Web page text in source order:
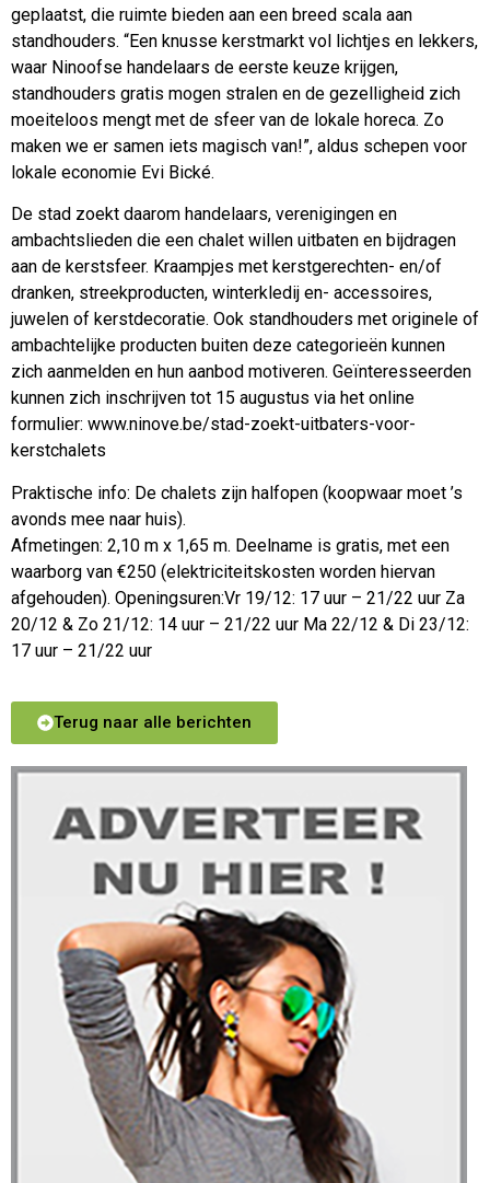
geplaatst, die ruimte bieden aan een breed scala aan
standhouders. “Een knusse kerstmarkt vol lichtjes en lekkers,
waar Ninoofse handelaars de eerste keuze krijgen,
standhouders gratis mogen stralen en de gezelligheid zich
moeiteloos mengt met de sfeer van de lokale horeca. Zo
maken we er samen iets magisch van!”, aldus schepen voor
lokale economie Evi Bické.
De stad zoekt daarom handelaars, verenigingen en
ambachtslieden die een chalet willen uitbaten en bijdragen
aan de kerstsfeer. Kraampjes met kerstgerechten- en/of
dranken, streekproducten, winterkledij en- accessoires,
juwelen of kerstdecoratie. Ook standhouders met originele of
ambachtelijke producten buiten deze categorieën kunnen
zich aanmelden en hun aanbod motiveren. Geïnteresseerden
kunnen zich inschrijven tot 15 augustus via het online
formulier: www.ninove.be/stad-zoekt-uitbaters-voor-
kerstchalets
Praktische info: De chalets zijn halfopen (koopwaar moet ’s
avonds mee naar huis).
Afmetingen: 2,10 m x 1,65 m. Deelname is gratis, met een
waarborg van €250 (elektriciteitskosten worden hiervan
afgehouden). Openingsuren:Vr 19/12: 17 uur – 21/22 uur Za
20/12 & Zo 21/12: 14 uur – 21/22 uur Ma 22/12 & Di 23/12:
17 uur – 21/22 uur
Terug naar alle berichten